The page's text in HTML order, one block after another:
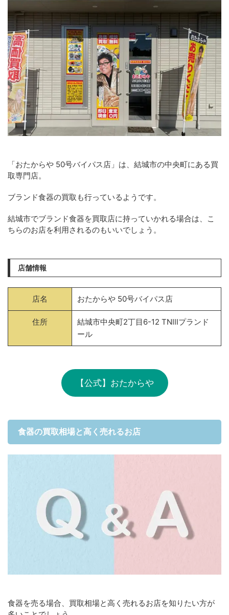
「おたからや 50号バイパス店」は、結城市の中央町にある買
取専門店。
ブランド食器の買取も行っているようです。
結城市でブランド食器を買取店に持っていかれる場合は、こ
ちらのお店を利用されるのもいいでしょう。
店舗情報
店名 おたからや 50号バイパス店
住所
結城市中央町2丁目6-12 TNⅢプランド
ール
【公式】おたからや
食器の買取相場と高く売れるお店
食器を売る場合、買取相場と高く売れるお店を知りたい方が